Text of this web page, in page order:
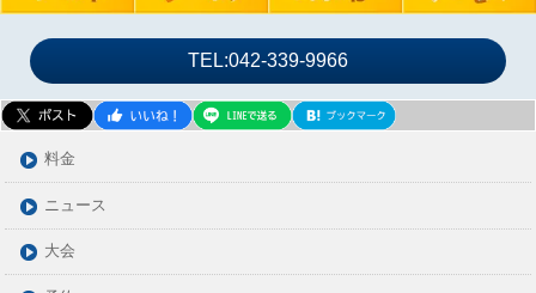
2024年04月
2024年03月
2024年02月
2024年01月
2023年12月
2023年11月
2023年10月
2023年09月
2023年08月
TEL:042-339-9966
料金
ニュース
大会